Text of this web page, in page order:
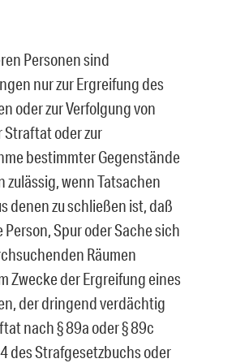
Personen sind
nur zur Ergreifung des
oder zur Verfolgung von
Straftat oder zur
bestimmter Gegenstände
zulässig, wenn Tatsachen
denen zu schließen ist, daß
Spur oder Sache sich
Räumen
Zwecke der Ergreifung eines
der dringend verdächtig
nach § 89a oder § 89c
des Strafgesetzbuchs oder